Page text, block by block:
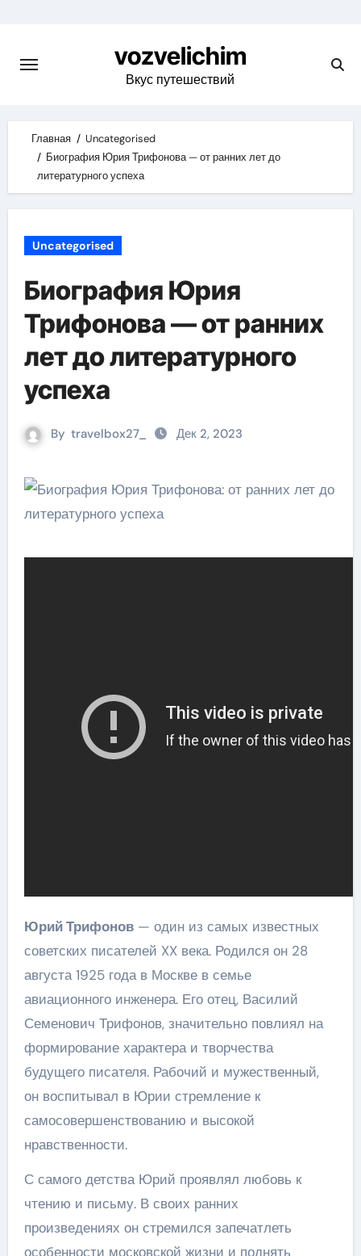
content
vozvelichim
Вкус путешествий
Главная
Uncategorised
Биография Юрия Трифонова — от ранних лет до
литературного успеха
Uncategorised
Биография Юрия
Трифонова — от ранних
лет до литературного
успеха
By travelbox27_ Дек 2, 2023
Юрий Трифонов— один из самых известных
советских писателей XX века. Родился он 28
августа 1925 года в Москве в семье
авиационного инженера. Его отец, Василий
Семенович Трифонов, значительно повлиял на
формирование характера и творчества
будущего писателя. Рабочий и мужественный,
он воспитывал в Юрии стремление к
самосовершенствованию и высокой
нравственности.
С самого детства Юрий проявлял любовь к
чтению и письму. В своих ранних
произведениях он стремился запечатлеть
особенности московской жизни и поднять